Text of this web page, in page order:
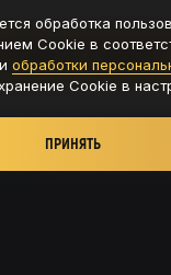
ЗАЯВКУ
обработка
Cookie в
и обработки
Cookie в
ПРИНЯТЬ